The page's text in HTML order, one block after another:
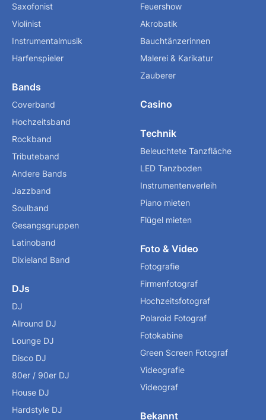
Saxofonist
Violinist
Instrumentalmusik
Harfenspieler
Bands
Coverband
Hochzeitsband
Rockband
Tributeband
Andere Bands
Jazzband
Soulband
Gesangsgruppen
Latinoband
Dixieland Band
DJs
DJ
Allround DJ
Lounge DJ
Disco DJ
80er / 90er DJ
House DJ
Hardstyle DJ
Feuershow
Akrobatik
Bauchtänzerinnen
Malerei & Karikatur
Zauberer
Casino
Technik
Beleuchtete Tanzfläche
LED Tanzboden
Instrumentenverleih
Piano mieten
Flügel mieten
Foto & Video
Fotografie
Firmenfotograf
Hochzeitsfotograf
Polaroid Fotograf
Fotokabine
Green Screen Fotograf
Videografie
Videograf
Bekannt